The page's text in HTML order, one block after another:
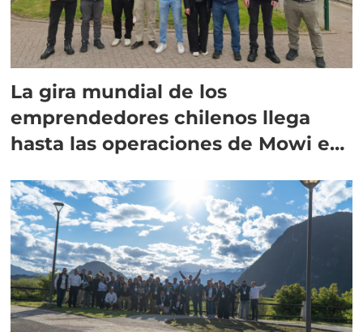
La gira mundial de los
emprendedores chilenos llega
hasta las operaciones de Mowi en